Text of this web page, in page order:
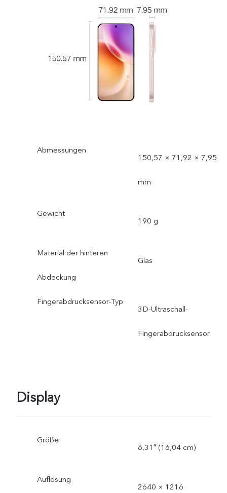
Abmessungen
150,57 × 71,92 × 7,95
mm
Gewicht
190 g
Material der hinteren
Abdeckung
Glas
Fingerabdrucksensor-Typ
3D-Ultraschall-
Fingerabdrucksensor
Display
Größe
6,31″ (16,04 cm)
Auflösung
2640 × 1216